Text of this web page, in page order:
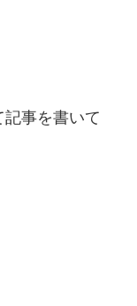
記事を書いて